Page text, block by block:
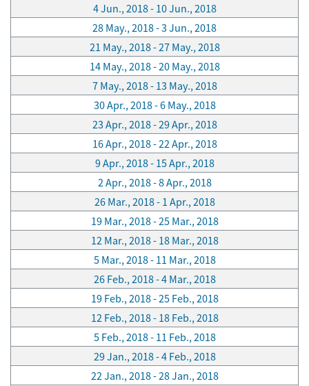
4 Jun., 2018 - 10 Jun., 2018
28 May., 2018 - 3 Jun., 2018
21 May., 2018 - 27 May., 2018
14 May., 2018 - 20 May., 2018
7 May., 2018 - 13 May., 2018
30 Apr., 2018 - 6 May., 2018
23 Apr., 2018 - 29 Apr., 2018
16 Apr., 2018 - 22 Apr., 2018
9 Apr., 2018 - 15 Apr., 2018
2 Apr., 2018 - 8 Apr., 2018
26 Mar., 2018 - 1 Apr., 2018
19 Mar., 2018 - 25 Mar., 2018
12 Mar., 2018 - 18 Mar., 2018
5 Mar., 2018 - 11 Mar., 2018
26 Feb., 2018 - 4 Mar., 2018
19 Feb., 2018 - 25 Feb., 2018
12 Feb., 2018 - 18 Feb., 2018
5 Feb., 2018 - 11 Feb., 2018
29 Jan., 2018 - 4 Feb., 2018
22 Jan., 2018 - 28 Jan., 2018